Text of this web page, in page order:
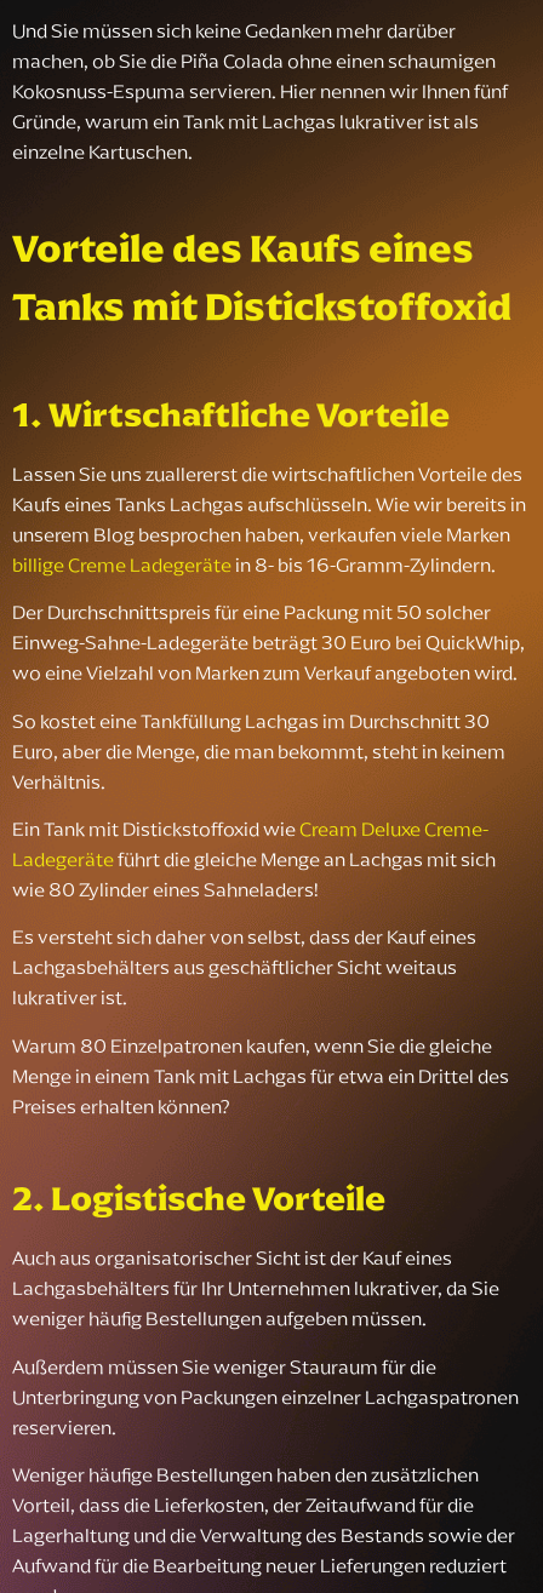
Und Sie müssen sich keine Gedanken mehr darüber
machen, ob Sie die Piña Colada ohne einen schaumigen
Kokosnuss-Espuma servieren. Hier nennen wir Ihnen fünf
Gründe, warum ein Tank mit Lachgas lukrativer ist als
einzelne Kartuschen.
Vorteile des Kaufs eines
Tanks mit Distickstoffoxid
1. Wirtschaftliche Vorteile
Lassen Sie uns zuallererst die wirtschaftlichen Vorteile des
Kaufs eines Tanks Lachgas aufschlüsseln. Wie wir bereits in
unserem Blog besprochen haben, verkaufen viele Marken
billige Creme Ladegerätein 8- bis 16-Gramm-Zylindern.
Der Durchschnittspreis für eine Packung mit 50 solcher
Einweg-Sahne-Ladegeräte beträgt 30 Euro bei QuickWhip,
wo eine Vielzahl von Marken zum Verkauf angeboten wird.
So kostet eine Tankfüllung Lachgas im Durchschnitt 30
Euro, aber die Menge, die man bekommt, steht in keinem
Verhältnis.
Ein Tank mit Distickstoffoxid wieCream Deluxe Creme-
Ladegeräteführt die gleiche Menge an Lachgas mit sich
wie 80 Zylinder eines Sahneladers!
Es versteht sich daher von selbst, dass der Kauf eines
Lachgasbehälters aus geschäftlicher Sicht weitaus
lukrativer ist.
Warum 80 Einzelpatronen kaufen, wenn Sie die gleiche
Menge in einem Tank mit Lachgas für etwa ein Drittel des
Preises erhalten können?
2. Logistische Vorteile
Auch aus organisatorischer Sicht ist der Kauf eines
Lachgasbehälters für Ihr Unternehmen lukrativer, da Sie
weniger häufig Bestellungen aufgeben müssen.
Außerdem müssen Sie weniger Stauraum für die
Unterbringung von Packungen einzelner Lachgaspatronen
reservieren.
Weniger häufige Bestellungen haben den zusätzlichen
Vorteil, dass die Lieferkosten, der Zeitaufwand für die
Lagerhaltung und die Verwaltung des Bestands sowie der
Aufwand für die Bearbeitung neuer Lieferungen reduziert